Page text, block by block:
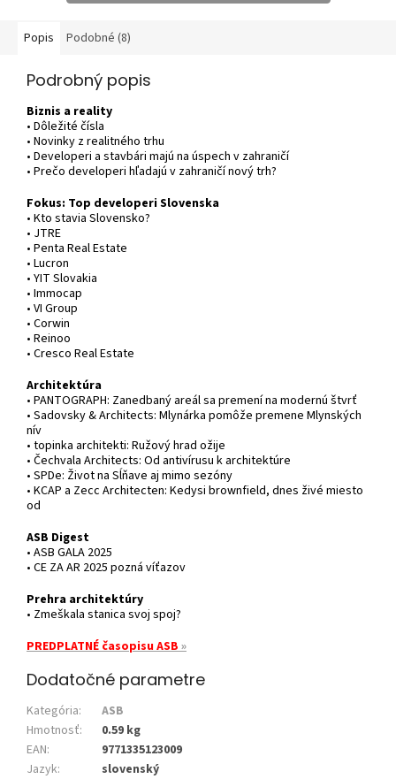
Popis Podobné (8)
Podrobný popis
Biznis a reality
• Dôležité čísla
• Novinky z realitného trhu
• Developeri a stavbári majú na úspech v zahraničí
• Prečo developeri hľadajú v zahraničí nový trh?
Fokus: Top developeri Slovenska
• Kto stavia Slovensko?
• JTRE
• Penta Real Estate
• Lucron
• YIT Slovakia
• Immocap
• VI Group
• Corwin
• Reinoo
• Cresco Real Estate
Architektúra
• PANTOGRAPH: Zanedbaný areál sa premení na modernú štvrť
• Sadovsky & Architects: Mlynárka pomôže premene Mlynských
nív
• topinka architekti: Ružový hrad ožije
• Čechvala Architects: Od antivírusu k architektúre
• SPDe: Život na Sĺňave aj mimo sezóny
• KCAP a Zecc Architecten: Kedysi brownfield, dnes živé miesto
od
ASB Digest
• ASB GALA 2025
• CE ZA AR 2025 pozná víťazov
Prehra architektúry
• Zmeškala stanica svoj spoj?
PREDPLATNÉ časopisu ASB »
Dodatočné parametre
Kategória:
ASB
Hmotnosť:
0.59 kg
EAN:
9771335123009
Jazyk:
slovenský